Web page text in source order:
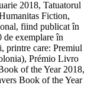
2018, Tatuatorul
Fiction,
fiind publicat în
de exemplare în
printre care: Premiul
Prémio Livro
of the Year 2018,
Book of the Year